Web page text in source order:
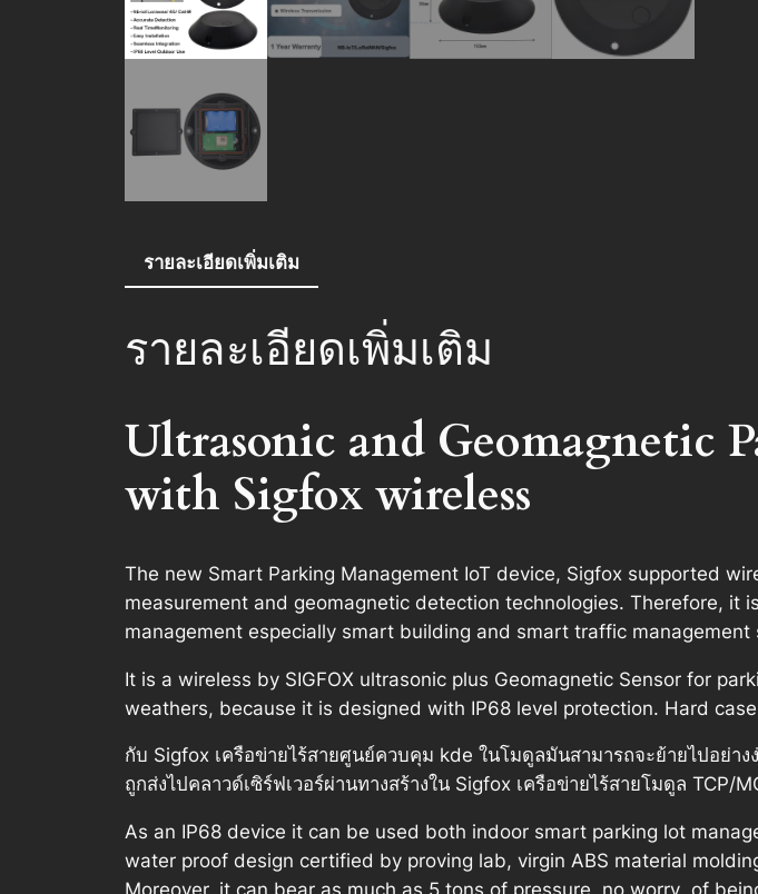
รายละเอียดเพิ่มเติม
รายละเอียดเพิ่มเติม
Ultrasonic and Geomagnetic
with Sigfox wireless
The new Smart Parking Management IoT device, Sigfox supported
measurement and geomagnetic detection technologies. Therefore,
management especially smart building and smart traffic
It is a wireless by SIGFOX ultrasonic plus Geomagnetic Sensor for
weathers, because it is designed with IP68 level protection. Hard
กับ Sigfox เครือข่ายไร้สายศูนย์ควบคุม kde ในโมดูลมันสามารถจะย้ายไปอย่า
ถูกส่งไปคลาวด์เซิร์ฟเวอร์ผ่านทางสร้างใน Sigfox เครือข่ายไร้สายโมดูล TCP/
As an IP68 device it can be used both indoor smart parking lot
water proof design certified by proving lab, virgin ABS material